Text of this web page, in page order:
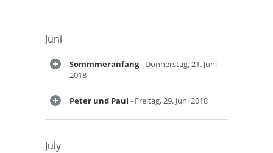
Juni
Sommmeranfang- Donnerstag, 21. Juni
2018
Peter und Paul - Freitag, 29. Juni 2018
July